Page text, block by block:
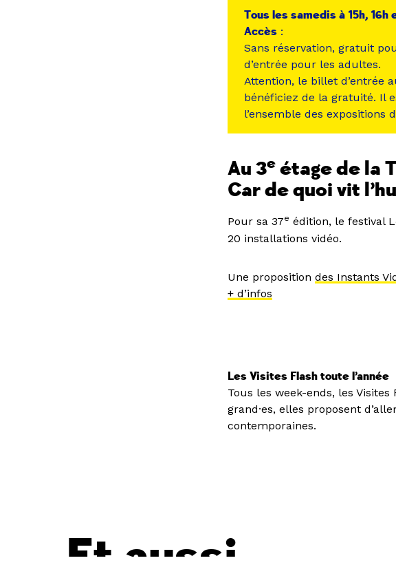
Tous les samedis à 15h, 16h
Accès :
Sans réservation, gratuit
d’entrée pour les adultes.
Attention, le billet d’entrée
bénéficiez de la gratuité. Il
l’ensemble des expositions
Au 3e étage de la
Car de quoi vit
Pour sa 37e édition, le festival
20 installations vidéo.
Une propositiondes Instants
+ d’infos
Les Visites Flash toute l’année
Tous les week-ends, les
grand·es, elles proposent
contemporaines.